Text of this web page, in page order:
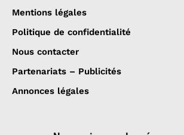
Mentions légales
Politique de confidentialité
Nous contacter
Partenariats – Publicités
Annonces légales